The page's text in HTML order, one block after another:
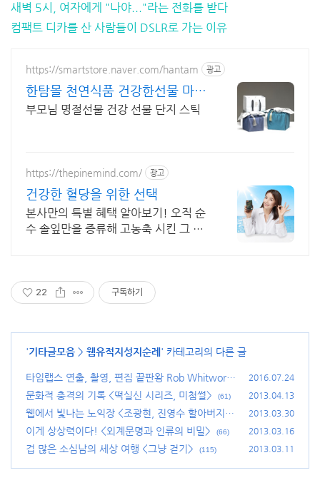
새벽 5시, 여자에게 "나야..."라는 전화를 받다
컴팩트 디카를 산 사람들이 DSLR로 가는 이유
https://smartstore.naver.com/hantam 광고
한탐몰 천연식품 건강한선물 마음
을표현하세요
부모님 명절선물 건강 선물 단지 스틱
https://thepinemind.com/ 광고
건강한 혈당을 위한 선택
본사만의 특별 혜택 알아보기! 오직 순
수 솔잎만을 증류해 고농축 시킨 그 제
22 구독하기
'기타글모음 > 웹유적지성지순례 ' 카테고리의 다른 글
타임랩스 연출, 촬영, 편집 끝판왕 Rob Whitworth
(23)
2016.07.24
문화적 충격의 기록 <떡실신 시리즈, 미첨썰> (61) 2013.04.13
웹에서 빛나는 노익장 <조광현, 진영수 할아버지>
(83)
2013.03.30
이게 상상력이다! <외계문명과 인류의 비밀> (66) 2013.03.16
겁 많은 소심남의 세상 여행 <그냥 걷기> (115) 2013.03.11